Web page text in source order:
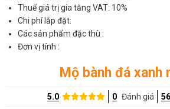
Thuế giá trị gia tăng VAT: 10%
Chi phí lắp đặt:
Các sản phẩm đặc thù :
Đơn vị tính :
Mộ bành đá xanh
5.0 0 Đánh giá